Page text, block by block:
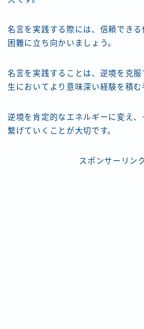
名言を実践する際には、信頼でき
困難に立ち向かいましょう。
名言を実践することは、逆境を克
生においてより意味深い経験を積む
逆境を肯定的なエネルギーに変え
繋げていくことが大切です。
スポンサーリン